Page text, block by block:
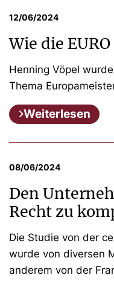
12/06/2024
Wie die
Henning Vöpel
Thema
Weiterlesen
08/06/2024
Den
Recht zu
Die Studie von der
wurde von diversen
anderem von der